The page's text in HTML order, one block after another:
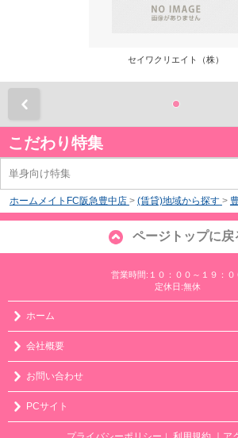
セイワクリエイト（株）
こだわり特集
単身向け特集
ホームメイトFC阪急豊中店 > (賃貸)地域から探す >
ページトップに戻
営業時間:１０：００～１９：０
定休日:無休
ホーム
会社概要
お問い合わせ
PCサイト